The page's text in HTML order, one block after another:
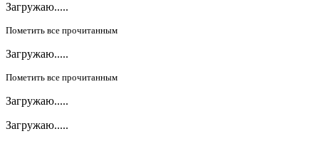
Загружаю.....
Пометить все прочитанным
Загружаю.....
Пометить все прочитанным
Загружаю.....
Загружаю.....